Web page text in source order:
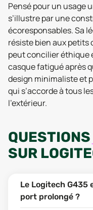
Pensé pour un usage
s’illustre par une
écoresponsables. Sa
résiste bien aux petits
peut concilier éthique
casque fatigué après
design minimaliste et
qui s’accorde à tous
l’extérieur.
QUESTIONS
SUR
Le Logitech
port prolongé ?